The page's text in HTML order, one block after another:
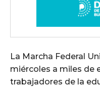
La Marcha Federal
miércoles a miles de
trabajadores de la